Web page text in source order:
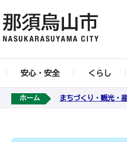
安心・安全 くらし
ホーム まちづくり・観光・